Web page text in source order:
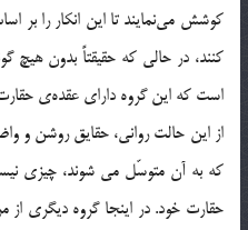
کوشش می‌نمایند تا این انکار را بر
کنند، در حالی که حقیقتاً بدون
است که این گروه دارای عقده‌ی
از این حالت روانی، حقایق روشن و
که به آن متوسّل می شوند، چیزی
حقارت خود. در اینجا گروه دیگری از